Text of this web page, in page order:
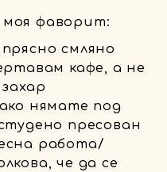
фаворит:
смляно
кафе, а не
нямате под
пресован
работа/
че да се